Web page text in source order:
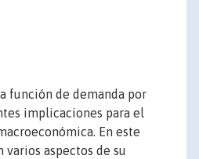
función de demanda por
implicaciones para el
En este
varios aspectos de su